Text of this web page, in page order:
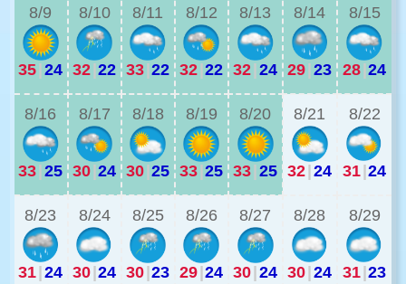
8/9
35|24
8/10
32|22
8/11
33|22
8/12
32|22
8/13
32|24
8/14
29|23
8/15
28|24
8/16
33|25
8/17
30|24
8/18
30|25
8/19
33|25
8/20
33|25
8/21
32|24
8/22
31|24
8/23
31|24
8/24
30|24
8/25
30|23
8/26
29|24
8/27
30|24
8/28
30|24
8/29
31|23